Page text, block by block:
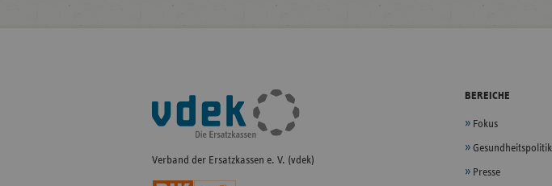
Fußleisten-
Navigation
Verband der Ersatzkassen e. V. (vdek)
BEREICHE
Fokus
Gesundheitspolitik
Presse